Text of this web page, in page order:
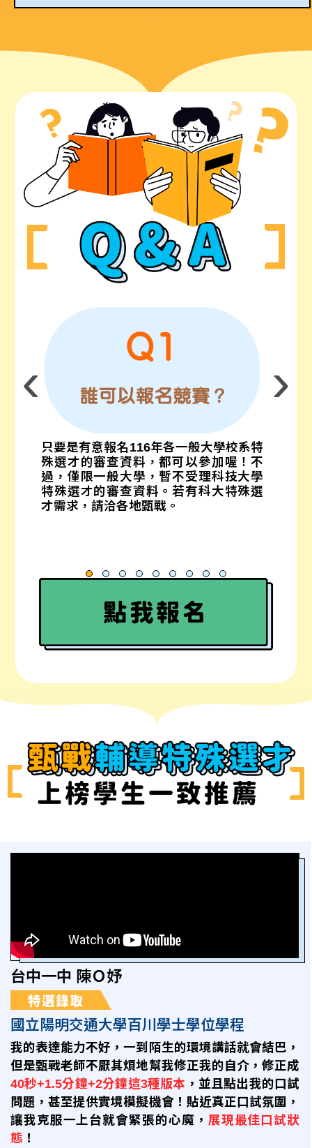
只要是有意報名116年各一般大學校系特
殊選才的審查資料，都可以參加喔！不
過，僅限一般大學，暫不受理科技大學
特殊選才的審查資料。若有科大特殊選
才需求，請洽各地甄戰。
‹ ›
台中一中 陳Ｏ妤
國立陽明交通大學百川學士學位學程
我的表達能力不好，一到陌生的環境講話就會結巴，
但是甄戰老師不厭其煩地幫我修正我的自介，修正成
40秒+1.5分鐘+2分鐘這3種版本 ，並且點出我的口試
問題，甚至提供實境模擬機會！貼近真正口試氛圍，
讓我克服一上台就會緊張的心魔， 展現最佳口試狀
態 ！